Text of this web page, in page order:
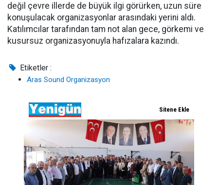
değil çevre illerde de büyük ilgi görürken, uzun süre
konuşulacak organizasyonlar arasındaki yerini aldı.
Katılımcılar tarafından tam not alan gece, görkemi ve
kusursuz organizasyonuyla hafızalara kazındı.
Etiketler :
Aras Sound Organizasyon